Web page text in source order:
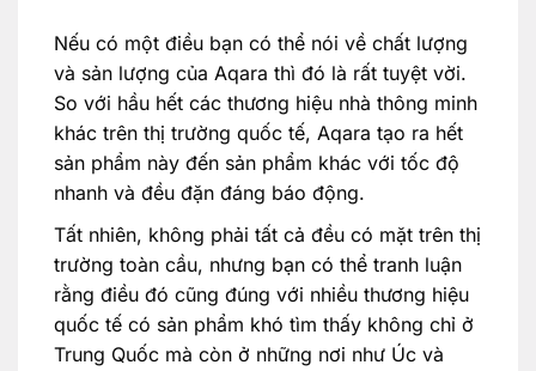
Nếu có một điều bạn có thể nói về chất lượng
và sản lượng của Aqara thì đó là rất tuyệt vời.
So với hầu hết các thương hiệu nhà thông minh
khác trên thị trường quốc tế, Aqara tạo ra hết
sản phẩm này đến sản phẩm khác với tốc độ
nhanh và đều đặn đáng báo động.
Tất nhiên, không phải tất cả đều có mặt trên thị
trường toàn cầu, nhưng bạn có thể tranh luận
rằng điều đó cũng đúng với nhiều thương hiệu
quốc tế có sản phẩm khó tìm thấy không chỉ ở
Trung Quốc mà còn ở những nơi như Úc và